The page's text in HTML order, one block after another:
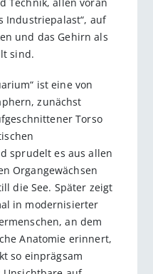
Technik, allen voran
Industriepalast“, auf
und das Gehirn als
sind.
ist eine von
zunächst
Torso
sprudelt es aus allen
Organgewächsen
die See. Später zeigt
in modernisierter
an dem
Anatomie erinnert,
so einprägsam